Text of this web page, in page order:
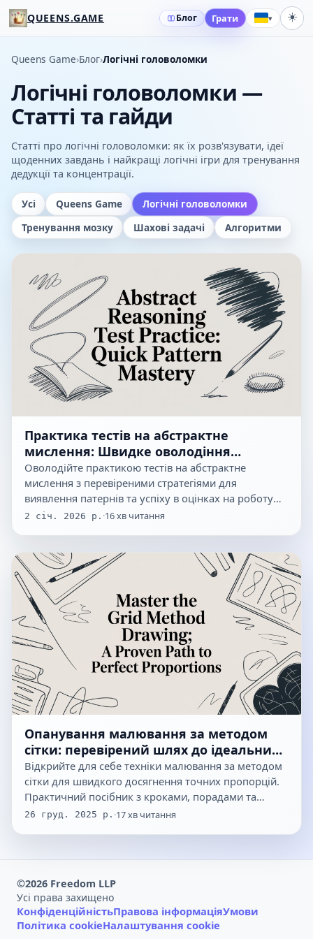
QUEENS.GAME Блог Грати ▾ ☀️
Queens Game›Блог›Логічні головоломки
Логічні головоломки —
Статті та гайди
Статті про логічні головоломки: як їх розв'язувати, ідеї
щоденних завдань і найкращі логічні ігри для тренування
дедукції та концентрації.
Усі Queens Game
Логічні головоломки
Тренування мозку
Шахові задачі Алгоритми
Практика тестів на абстрактне
мислення: Швидке оволодіння
патернами
Оволодійте практикою тестів на абстрактне
мислення з перевіреними стратегіями для
виявлення патернів та успіху в оцінках на роботу
у…
2 січ. 2026 р. ·16хв читання
Опанування малювання за методом
сітки: перевірений шлях до ідеальних
пропорцій
Відкрийте для себе техніки малювання за методом
сітки для швидкого досягнення точних пропорцій.
Практичний посібник з кроками, порадами та…
26 груд. 2025 р. ·17хв читання
©2026 Freedom LLP
Усі права захищено
КонфіденційністьПравова інформаціяУмови
Політика cookieНалаштування cookie